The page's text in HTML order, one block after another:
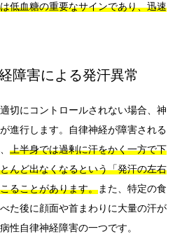
低血糖の重要なサインであり、迅速
障害による発汗異常
切にコントロールされない場合、神
進行します。自律神経が障害される
上半身では過剰に汗をかく一方で下
んど出なくなるという「発汗の左右
ることがあります。また、特定の食
た後に顔面や首まわりに大量の汗が
性自律神経障害の一つです。